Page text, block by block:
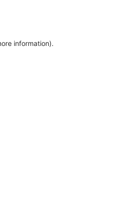
information).